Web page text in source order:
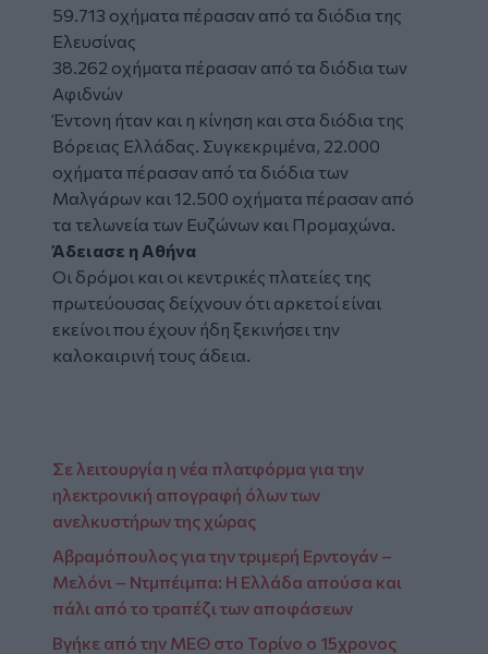
59.713 οχήματα πέρασαν από τα διόδια της
Ελευσίνας
38.262 οχήματα πέρασαν από τα διόδια των
Αφιδνών
Έντονη ήταν και η κίνηση και στα διόδια της
Βόρειας Ελλάδας. Συγκεκριμένα, 22.000
οχήματα πέρασαν από τα διόδια των
Μαλγάρων και 12.500 οχήματα πέρασαν από
τα τελωνεία των Ευζώνων και Προμαχώνα.
Άδειασε η Αθήνα
Οι δρόμοι και οι κεντρικές πλατείες της
πρωτεύουσας δείχνουν ότι αρκετοί είναι
εκείνοι που έχουν ήδη ξεκινήσει την
καλοκαιρινή τους άδεια.
Σε λειτουργία η νέα πλατφόρμα για την
ηλεκτρονική απογραφή όλων των
ανελκυστήρων της χώρας
Αβραμόπουλος για την τριμερή Ερντογάν –
Μελόνι – Ντμπέιμπα: Η Ελλάδα απούσα και
πάλι από το τραπέζι των αποφάσεων
Βγήκε από την ΜΕΘ στο Τορίνο ο 15χρονος